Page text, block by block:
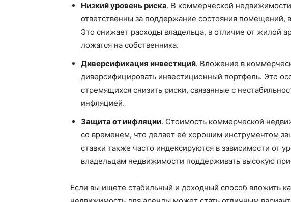
Низкий уровень риска. В коммерческой
ответственны за поддержание состояния помещений,
Это снижает расходы владельца, в отличие от жилой
ложатся на собственника.
Диверсификация инвестиций. Вложение в
диверсифицировать инвестиционный портфель. Это
стремящихся снизить риски, связанные с
инфляцией.
Защита от инфляции. Стоимость коммерческой
со временем, что делает её хорошим инструментом
ставки также часто индексируются в зависимости от
владельцам недвижимости поддерживать высокую
Если вы ищете стабильный и доходный способ вложить